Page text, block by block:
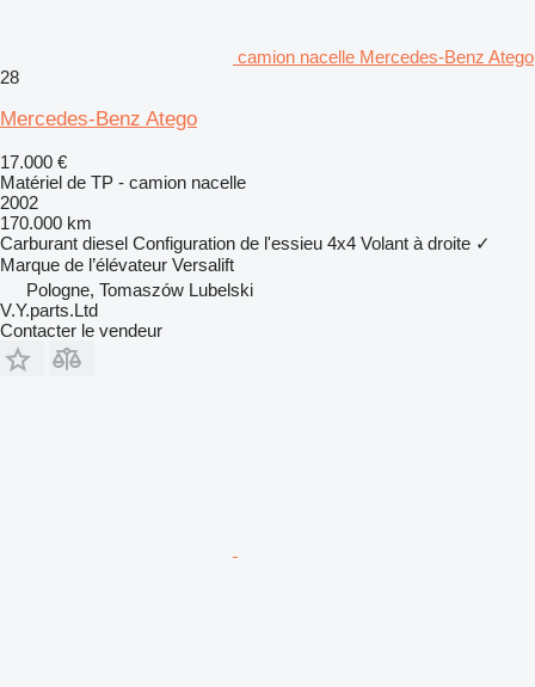
camion nacelle Mercedes-Benz Atego
28
Mercedes-Benz Atego
17.000 €
Matériel de TP - camion nacelle
2002
170.000 km
Carburant diesel Configuration de l'essieu 4x4 Volant à droite ✓
Marque de l’élévateur Versalift
Pologne, Tomaszów Lubelski
V.Y.parts.Ltd
Contacter le vendeur